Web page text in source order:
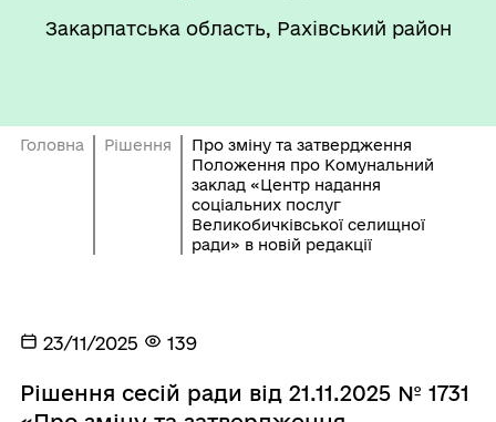
Закарпатська область, Рахівський район
Головна Рішення
Про зміну та затвердження
Положення про Комунальний
заклад «Центр надання
соціальних послуг
Великобичківської селищної
ради» в новій редакції
23/11/2025 139
Рішення сесій ради від 21.11.2025 № 1731